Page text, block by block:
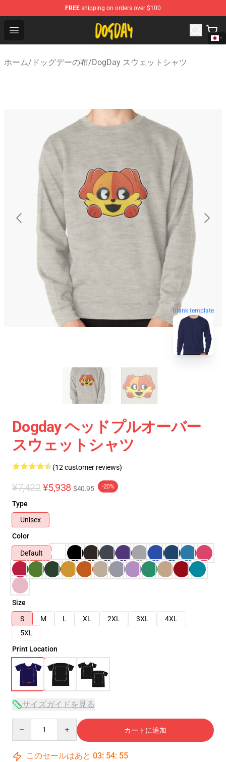
FREE shipping on orders over $100
Open menu
DogDay Store - Official DogDay Merchandise Shop
ホーム/ ドッグデーの布/DogDay スウェットシャツ
blank template
Dogday ヘッドプルオーバー
スウェットシャツ
(12 customer reviews)
¥7,422 ¥5,938 $40.95 -20%
Type
Unisex
Color
Default
Size
S
M L XL 2XL 3XL
4XL
5XL
Print Location
サイズガイドを見る
カートに追加
このセールはあと 03: 54: 54